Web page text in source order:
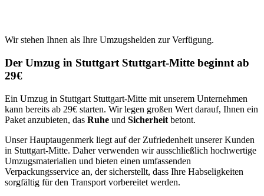
Wir stehen Ihnen als Ihre Umzugshelden zur Verfügung.
Der Umzug in Stuttgart Stuttgart-Mitte beginnt ab
29€
Ein Umzug in Stuttgart Stuttgart-Mitte mit unserem Unternehmen
kann bereits ab 29€ starten. Wir legen großen Wert darauf, Ihnen ein
Paket anzubieten, das Ruhe und Sicherheit betont.
Unser Hauptaugenmerk liegt auf der Zufriedenheit unserer Kunden
in Stuttgart-Mitte. Daher verwenden wir ausschließlich hochwertige
Umzugsmaterialien und bieten einen umfassenden
Verpackungsservice an, der sicherstellt, dass Ihre Habseligkeiten
sorgfältig für den Transport vorbereitet werden.